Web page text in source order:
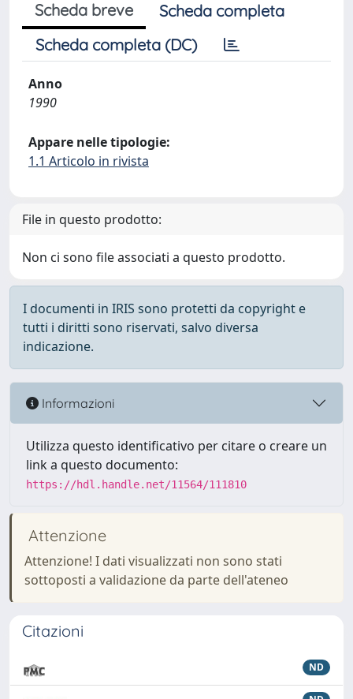
Scheda breve
Scheda completa
Scheda completa (DC)
Anno
1990
Appare nelle tipologie:
1.1 Articolo in rivista
File in questo prodotto:
Non ci sono file associati a questo prodotto.
I documenti in IRIS sono protetti da copyright e
tutti i diritti sono riservati, salvo diversa
indicazione.
Informazioni
Utilizza questo identificativo per citare o creare un
link a questo documento:
https://hdl.handle.net/11564/111810
Attenzione
Attenzione! I dati visualizzati non sono stati
sottoposti a validazione da parte dell'ateneo
Citazioni
ND